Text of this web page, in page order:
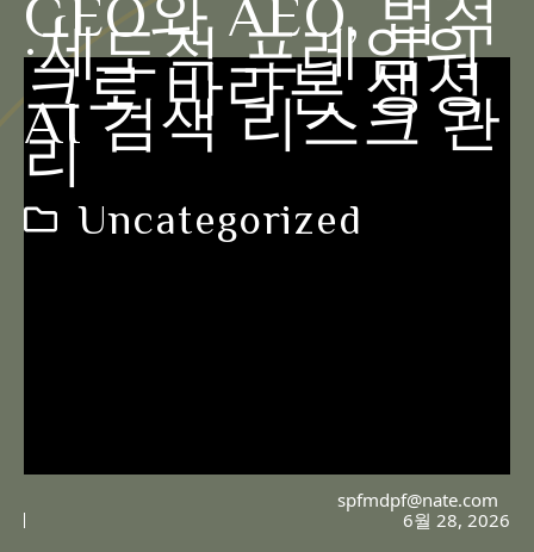
GEO와 AEO, 법적
·제도적 프레임워
크로 바라본 생성
AI 검색 리스크 관
리
Uncategorized
spfmdpf@nate.com
6월 28, 2026